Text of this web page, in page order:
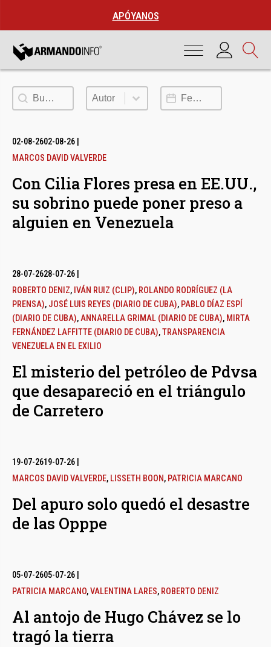
APÓYANOS
Buscar Autor
Autor Fecha de publicación
02-08-2602-08-26
MARCOS DAVID VALVERDE
Con Cilia Flores presa en EE.UU.,
su sobrino puede poner preso a
alguien en Venezuela
28-07-2628-07-26
ROBERTO DENIZ, IVÁN RUIZ (CLIP), ROLANDO RODRÍGUEZ (LA
PRENSA), JOSÉ LUIS REYES (DIARIO DE CUBA), PABLO DÍAZ ESPÍ
(DIARIO DE CUBA),ANNARELLA GRIMAL (DIARIO DE CUBA), MIRTA
FERNÁNDEZ LAFFITTE (DIARIO DE CUBA),TRANSPARENCIA
VENEZUELA EN EL EXILIO
El misterio del petróleo de Pdvsa
que desapareció en el triángulo
de Carretero
19-07-2619-07-26
MARCOS DAVID VALVERDE, LISSETH BOON, PATRICIA MARCANO
Del apuro solo quedó el desastre
de las Opppe
05-07-2605-07-26
PATRICIA MARCANO,VALENTINA LARES, ROBERTO DENIZ
Al antojo de Hugo Chávez se lo
tragó la tierra